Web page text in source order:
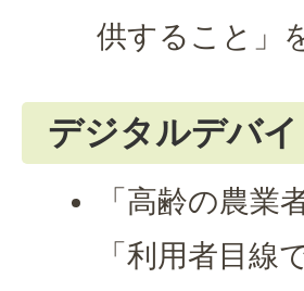
供すること」
デジタルデバ
「高齢の農業
「利用者目